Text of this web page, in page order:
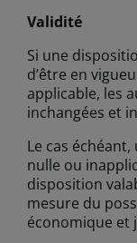
Validité
Si une
d’être en
applicable, les
inchangées et
Le cas
nulle ou
disposition
mesure du
économique et